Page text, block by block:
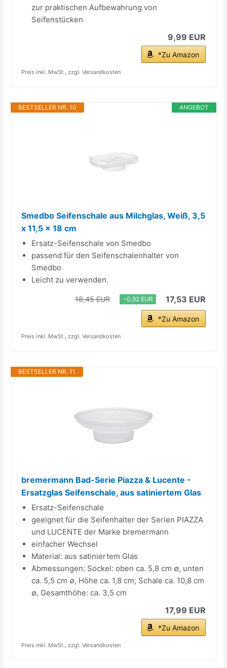
zur praktischen Aufbewahrung von
Seifenstücken
9,99 EUR
*Zu Amazon
Preis inkl. MwSt., zzgl. Versandkosten
ANGEBOT
BESTSELLER NR. 10
Smedbo Seifenschale aus Milchglas, Weiß, 3,5
x 11,5 x 18 cm
Ersatz-Seifenschale von Smedbo
passend für den Seifenschalenhalter von
Smedbo
Leicht zu verwenden.
18,45 EUR −0,92 EUR 17,53 EUR
*Zu Amazon
Preis inkl. MwSt., zzgl. Versandkosten
BESTSELLER NR. 11
bremermann Bad-Serie Piazza & Lucente -
Ersatzglas Seifenschale, aus satiniertem Glas
Ersatz-Seifenschale
geeignet für die Seifenhalter der Serien PIAZZA
und LUCENTE der Marke bremermann
einfacher Wechsel
Material: aus satiniertem Glas
Abmessungen: Sockel: oben ca. 5,8 cm ∅, unten
ca. 5,5 cm ∅, Höhe ca. 1,8 cm; Schale ca. 10,8 cm
∅, Gesamthöhe: ca. 3,5 cm
17,99 EUR
*Zu Amazon
Preis inkl. MwSt., zzgl. Versandkosten